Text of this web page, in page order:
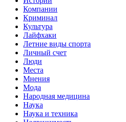
Компании
Криминал
Культура
Лайфхаки
Летние виды спорта
Личный счет
Люди
Места
Мнения
Мода
Народная медицина
Наука
Наука и техника